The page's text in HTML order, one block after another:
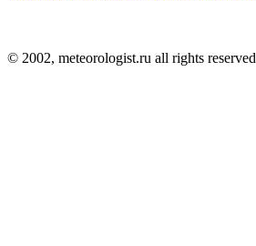
© 2002, meteorologist.ru all rights reserved